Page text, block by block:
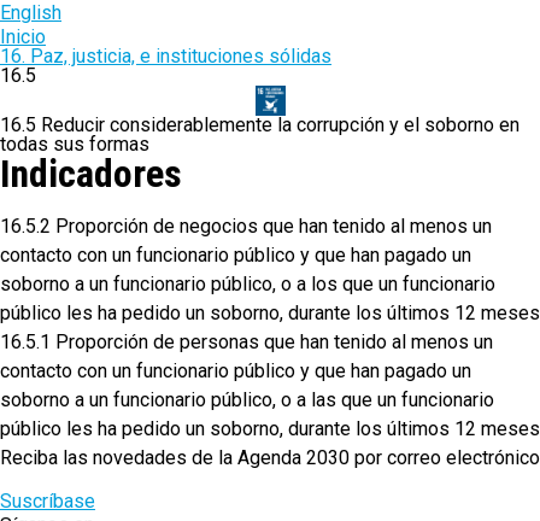
English
Ruta
de
navegación
Inicio
16. Paz, justicia, e instituciones sólidas
16.5
16.5 Reducir considerablemente la corrupción y el soborno en
todas sus formas
Indicadores
16.5.2 Proporción de negocios que han tenido al menos un
contacto con un funcionario público y que han pagado un
soborno a un funcionario público, o a los que un funcionario
público les ha pedido un soborno, durante los últimos 12 meses
16.5.1 Proporción de personas que han tenido al menos un
contacto con un funcionario público y que han pagado un
soborno a un funcionario público, o a las que un funcionario
público les ha pedido un soborno, durante los últimos 12 meses
Reciba las novedades de la Agenda 2030 por correo electrónico
Suscríbase